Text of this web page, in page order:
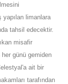
yapılan limanlara
tahsil edecektir.
misafir
günü gemiden
ait bir
tarafından